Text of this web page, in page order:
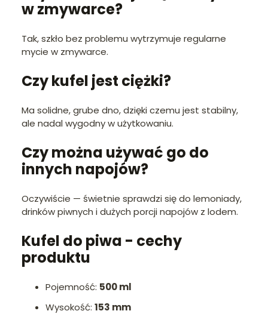
w zmywarce?
Tak, szkło bez problemu wytrzymuje regularne
mycie w zmywarce.
Czy kufel jest ciężki?
Ma solidne, grube dno, dzięki czemu jest stabilny,
ale nadal wygodny w użytkowaniu.
Czy można używać go do
innych napojów?
Oczywiście — świetnie sprawdzi się do lemoniady,
drinków piwnych i dużych porcji napojów z lodem.
Kufel do piwa - cechy
produktu
Pojemność: 500 ml
Wysokość: 153 mm